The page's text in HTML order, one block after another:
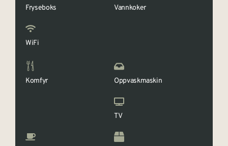
Fryseboks Vannkoker
WiFi
Komfyr Oppvaskmaskin
TV